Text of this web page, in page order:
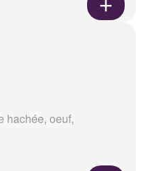
hachée, oeuf,